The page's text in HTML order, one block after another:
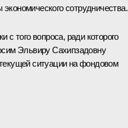
сотрудничества.
с того вопроса, ради которого
Эльвиру Сахипзадовну
ситуации на фондовом